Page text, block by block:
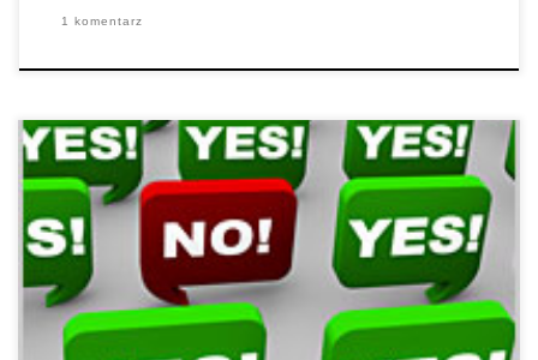
1 komentarz
Republikański gubernator, Bruce Rauner podpisał w piątek
przepisy, które zmieniają stanowy system kar za posiadanie
marihuany. Bill 2228 zmniejsza kary za posiadanie do 10 gramów
marihuany, z wykroczeniem karnego podlegającego karze do
sześciu miesięcy więzienia oraz grzywnie w wysokości 1.500 […]